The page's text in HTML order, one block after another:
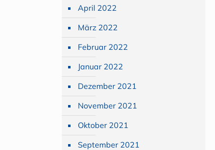
April 2022
März 2022
Februar 2022
Januar 2022
Dezember 2021
November 2021
Oktober 2021
September 2021